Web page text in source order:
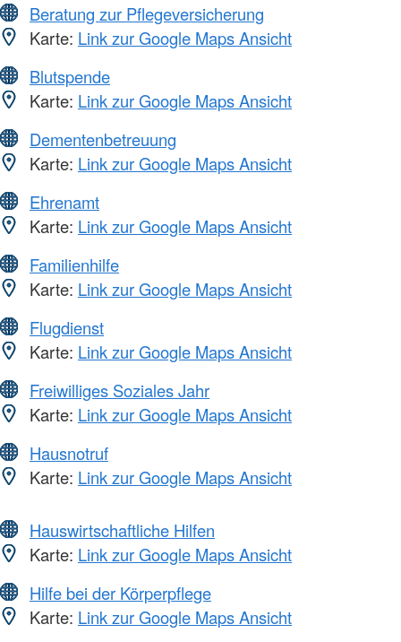
Beratung zur Pflegeversicherung
Karte: Link zur Google Maps Ansicht
Blutspende
Karte: Link zur Google Maps Ansicht
Dementenbetreuung
Karte: Link zur Google Maps Ansicht
Ehrenamt
Karte: Link zur Google Maps Ansicht
Familienhilfe
Karte: Link zur Google Maps Ansicht
Flugdienst
Karte: Link zur Google Maps Ansicht
Freiwilliges Soziales Jahr
Karte: Link zur Google Maps Ansicht
Hausnotruf
Karte: Link zur Google Maps Ansicht
Hauswirtschaftliche Hilfen
Karte: Link zur Google Maps Ansicht
Hilfe bei der Körperpflege
Karte: Link zur Google Maps Ansicht